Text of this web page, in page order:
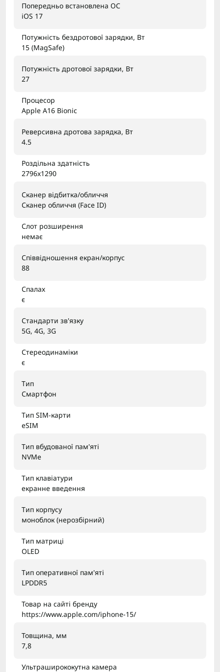
Попередньо встановлена ОС
iOS 17
Потужність бездротової зарядки, Вт
15 (MagSafe)
Потужність дротової зарядки, Вт
27
Процесор
Apple A16 Bionic
Реверсивна дротова зарядка, Вт
4.5
Роздільна здатність
2796x1290
Сканер відбитка/обличчя
Сканер обличчя (Face ID)
Слот розширення
немає
Співвідношення екран/корпус
88
Спалах
є
Стандарти зв'язку
5G, 4G, 3G
Стереодинаміки
є
Тип
Смартфон
Тип SIM-карти
eSIM
Тип вбудованої пам'яті
NVMe
Тип клавіатури
екранне введення
Тип корпусу
моноблок (нерозбірний)
Тип матриці
OLED
Тип оперативної пам'яті
LPDDR5
Товар на сайті бренду
https://www.apple.com/iphone-15/
Товщина, мм
7,8
Ультраширококутна камера